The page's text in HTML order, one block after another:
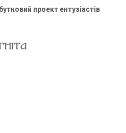
проект ентузіастів